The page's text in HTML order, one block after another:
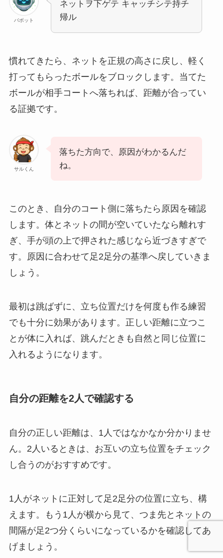
バボット
ネットヲ下ゲテ キャッチシテ持チ
帰ル
慣れてきたら、ネットを正規の高さに戻し、軽く
打ってもらったボールをブロックします。当てた
ボールが相手コートへ落ちれば、距離が合ってい
る証拠です。
サルくん
落ちた方向で、原因がわかるんだ
ね。
このとき、自分のコート側に落ちたら原因を確認
します。体とネットの間が空いていたなら離れす
ぎ、手が頭の上で押された感じなら近づきすぎで
す。原因に合わせて足2足分の基準へ戻していきま
しょう。
最初は跳ばずに、立ち位置だけを何度も作る練習
でも十分に効果があります。正しい距離に立つこ
とが体に入れば、跳んだときも自然と同じ位置に
入れるようになります。
自分の距離を2人で確認する
自分の正しい距離は、1人ではなかなか分かりませ
ん。2人いるときは、お互いの立ち位置をチェック
し合うのがおすすめです。
1人がネットに正対して足2足分の位置に立ち、構
えます。もう1人が横から見て、つま先とネットの
間隔が足2つ分くらいになっているかを確認してあ
げましょう。